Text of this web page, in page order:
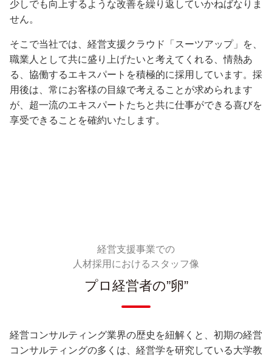
少しでも向上するような改善を繰り返していかねばなりま
せん。
そこで当社では、経営支援クラウド「スーツアップ」を、
職業人として共に盛り上げたいと考えてくれる、情熱あ
る、協働するエキスパートを積極的に採用しています。採
用後は、常にお客様の目線で考えることが求められます
が、超一流のエキスパートたちと共に仕事ができる喜びを
享受できることを確約いたします。
経営支援事業での
人材採用におけるスタッフ像
プロ経営者の”卵”
経営コンサルティング業界の歴史を紐解くと、初期の経営
コンサルティングの多くは、経営学を研究している大学教